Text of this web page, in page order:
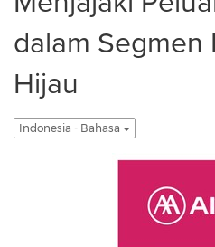
dalam Segmen
Hijau
Indonesia - Bahasa